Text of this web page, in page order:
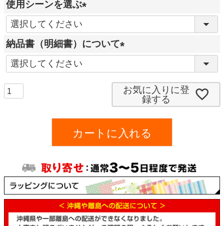
使用シーンを選ぶ
必
須
納品書（明細書）について
必
須
お気に入りに登
録する
カートに入れる